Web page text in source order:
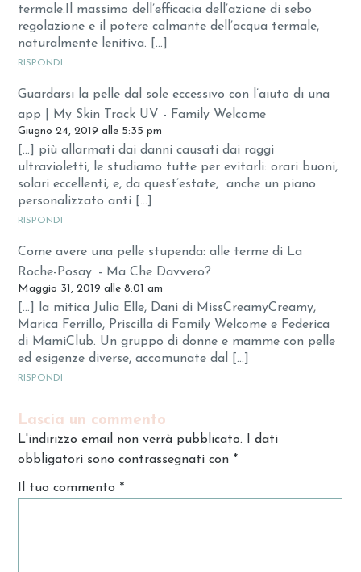
termale.Il massimo dell’efficacia dell’azione di sebo
regolazione e il potere calmante dell’acqua termale,
naturalmente lenitiva. […]
RISPONDI
Guardarsi la pelle dal sole eccessivo con l’aiuto di una
app | My Skin Track UV - Family Welcome
Giugno 24, 2019 alle 5:35 pm
[…] più allarmati dai danni causati dai raggi
ultravioletti, le studiamo tutte per evitarli: orari buoni,
solari eccellenti, e, da quest’estate, anche un piano
personalizzato anti […]
RISPONDI
Come avere una pelle stupenda: alle terme di La
Roche-Posay. - Ma Che Davvero?
Maggio 31, 2019 alle 8:01 am
[…] la mitica Julia Elle, Dani di MissCreamyCreamy,
Marica Ferrillo, Priscilla di Family Welcome e Federica
di MamiClub. Un gruppo di donne e mamme con pelle
ed esigenze diverse, accomunate dal […]
RISPONDI
Lascia un commento
L'indirizzo email non verrà pubblicato. I dati
obbligatori sono contrassegnati con *
Il tuo commento *